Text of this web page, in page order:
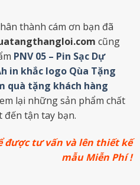
thành cám ơn bạn đã
cũng
PNV 05 – Pin Sạc Dự
in khắc logo Qùa Tặng
quà tặng khách hàng
lại những sản phẩm chất
tận tay bạn.
được tư vấn và lên thiết kế
mẫu Miễn Phí !